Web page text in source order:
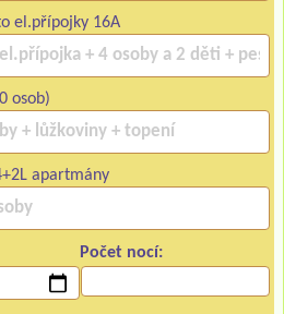
el.přípojky 16A
osob)
apartmány
Počet nocí: